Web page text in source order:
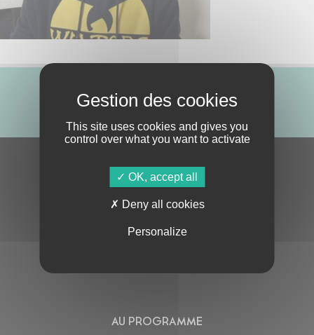
ABONNE-TOI !
S'ABONNER À LA NEWSLETTER
AU PROGRAMME
This site uses cookies and gives you
control over what you want to activate
OK, accept all
Deny all cookies
Personalize